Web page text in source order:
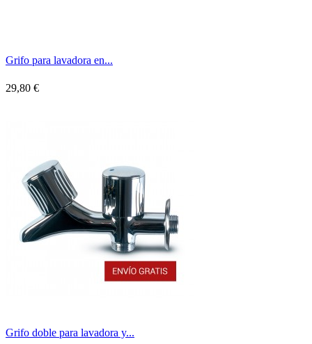
Grifo para lavadora en...
29,80 €
Grifo doble para lavadora y...